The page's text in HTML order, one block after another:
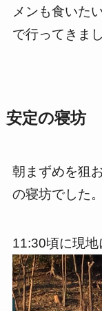
メンも食いた
で行ってきま
安定の寝坊
朝まずめを狙
の寝坊でした。
11:30頃に現地